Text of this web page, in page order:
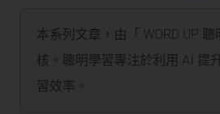
本系列文章，由「 WORD UP
核。聰明學習專注於利用 AI 提
習效率。